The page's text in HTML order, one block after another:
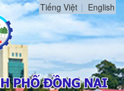
Tiếng Việt English